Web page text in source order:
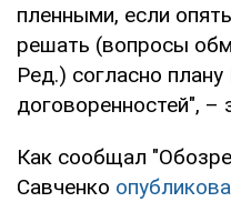
пленными, если
решать (вопросы
Ред.) согласно
договоренностей", –
Как сообщал
Савченко